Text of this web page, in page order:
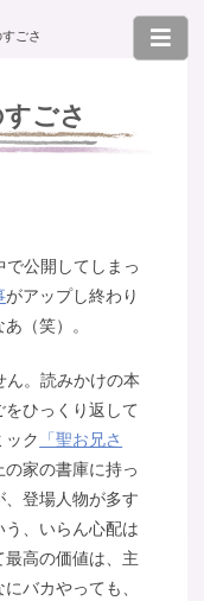
ごさ
ごさ
公開してしまっ
がアップし終わり
（笑）。
ん。読みかけの本
ひっくり返して
ック
「聖お兄さ
家の書庫に持っ
登場人物が多す
、いらん心配は
高の価値は、主
バカやっても、